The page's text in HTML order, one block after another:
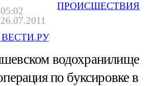
05:02
26.07.2011
ПРОИСШЕСТВИЯ
водохранилище
по буксировке в